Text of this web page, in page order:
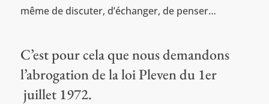
même de discuter, d’échanger, de penser…
C’est pour cela que nous demandons
l’abrogation de la loi Pleven du 1er
juillet 1972.